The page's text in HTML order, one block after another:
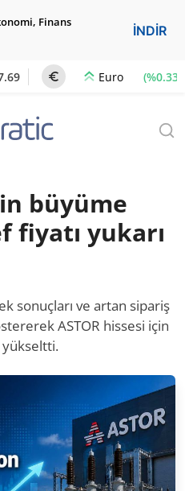
Finans
İNDİR
Euro (%0.33)
büyüme
fiyatı yukarı
sonuçları ve artan sipariş
ASTOR hissesi için
yükseltti.